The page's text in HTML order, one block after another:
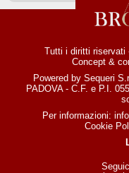
Tutti i diritti riservati
Concept &
Powered by Sequeri
PADOVA - C.F. e P.I.
Per informazioni:
Cookie